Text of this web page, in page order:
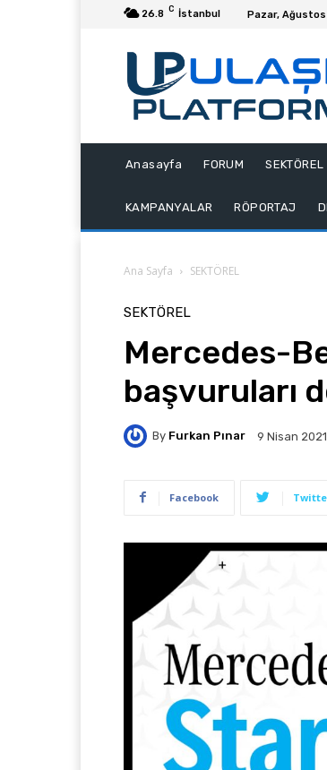
26.8 C İstanbul Pazar, Ağustos
Anasayfa FORUM SEKTÖREL
KAMPANYALAR RÖPORTAJ
Ana Sayfa SEKTÖREL
SEKTÖREL
Mercedes-
başvuruları
By Furkan Pınar 9 Nisan 2021
Facebook